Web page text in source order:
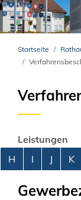
Startseite
Leistungen
H I J K